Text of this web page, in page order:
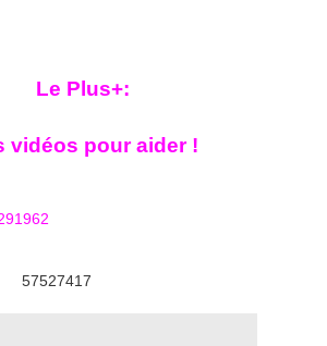
Le Plus+:
vidéos pour aider !